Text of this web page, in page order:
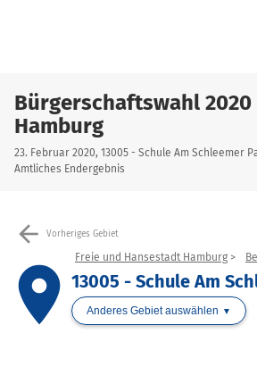
Bürgerschaftswahl 2020
Hamburg
23. Februar 2020, 13005 - Schule Am Schleemer
Amtliches Endergebnis
arrow_back Vorheriges Gebiet
place
Freie und Hansestadt Hamburg
13005 - Schule Am
Anderes Gebiet auswählen